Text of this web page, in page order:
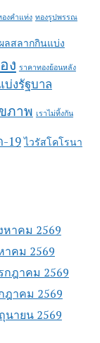
องคำแท่ง ทองรูปพรรณ
ผลสลากกินแบ่ง
ง ราคาทองย้อนหลัง
งรัฐบาล
ภาพ เราไม่ทิ้งกัน
-19 ไวรัสโคโรนา
หาคม 2569
าคม 2569
กฎาคม 2569
ฎาคม 2569
นายน 2569